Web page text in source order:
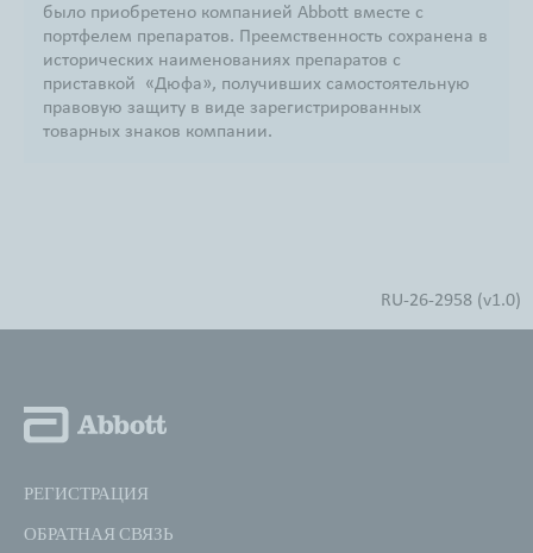
было приобретено компанией Abbott вместе с
портфелем препаратов. Преемственность сохранена в
исторических наименованиях препаратов с
приставкой «Дюфа», получивших самостоятельную
правовую защиту в виде зарегистрированных
товарных знаков компании.
RU-26-2958 (v1.0)
РЕГИСТРАЦИЯ
ОБРАТНАЯ СВЯЗЬ